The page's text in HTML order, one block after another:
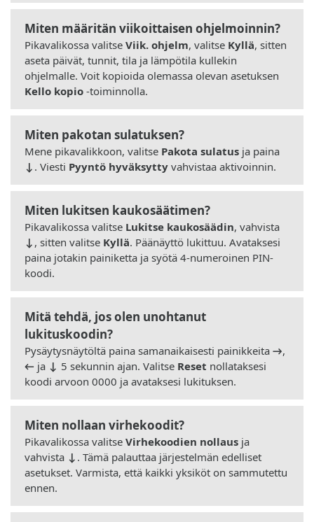
Miten määritän viikoittaisen ohjelmoinnin?
Pikavalikossa valitse Viik. ohjelm, valitse Kyllä, sitten
aseta päivät, tunnit, tila ja lämpötila kullekin
ohjelmalle. Voit kopioida olemassa olevan asetuksen
Kello kopio -toiminnolla.
Miten pakotan sulatuksen?
Mene pikavalikkoon, valitse Pakota sulatus ja paina
↓ . Viesti Pyyntö hyväksytty vahvistaa aktivoinnin.
Miten lukitsen kaukosäätimen?
Pikavalikossa valitse Lukitse kaukosäädin, vahvista
↓ , sitten valitse Kyllä. Päänäyttö lukittuu. Avataksesi
paina jotakin painiketta ja syötä 4-numeroinen PIN-
koodi.
Mitä tehdä, jos olen unohtanut
lukituskoodin?
Pysäytysnäytöltä paina samanaikaisesti painikkeita →,
← ja ↓ 5 sekunnin ajan. Valitse Reset nollataksesi
koodi arvoon 0000 ja avataksesi lukituksen.
Miten nollaan virhekoodit?
Pikavalikossa valitse Virhekoodien nollaus ja
vahvista ↓ . Tämä palauttaa järjestelmän edelliset
asetukset. Varmista, että kaikki yksiköt on sammutettu
ennen.